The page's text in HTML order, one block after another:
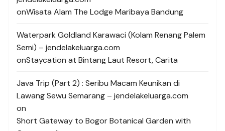
onWisata Alam The Lodge Maribaya Bandung
Waterpark Goldland Karawaci (Kolam Renang Palem
Semi) – jendelakeluarga.com
onStaycation at Bintang Laut Resort, Carita
Java Trip (Part 2) : Seribu Macam Keunikan di
Lawang Sewu Semarang – jendelakeluarga.com
on
Short Gateway to Bogor Botanical Garden with